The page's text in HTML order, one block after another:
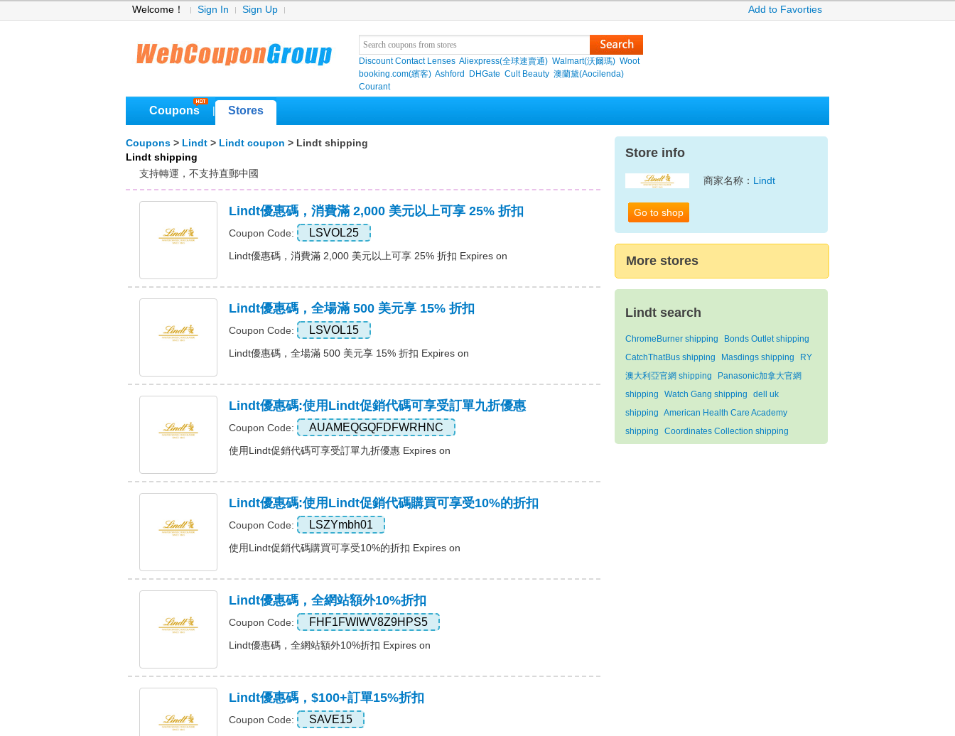
Welcome！ Sign In Sign Up Add to Favorties
Discount Contact Lenses Aliexpress(全球速賣通) Walmart(沃爾瑪) Woot
booking.com(繽客) Ashford DHGate Cult Beauty 澳蘭黛(Aocilenda)
Courant
Coupons Stores
Coupons > Lindt > Lindt coupon > Lindt shipping
Lindt shipping
支持轉運，不支持直郵中國
Lindt優惠碼，消費滿 2,000 美元以上可享 25% 折扣
Coupon Code: LSVOL25
Lindt優惠碼，消費滿 2,000 美元以上可享 25% 折扣 Expires on
Lindt優惠碼，全場滿 500 美元享 15% 折扣
Coupon Code: LSVOL15
Lindt優惠碼，全場滿 500 美元享 15% 折扣 Expires on
Lindt優惠碼:使用Lindt促銷代碼可享受訂單九折優惠
Coupon Code: AUAMEQGQFDFWRHNC
使用Lindt促銷代碼可享受訂單九折優惠 Expires on
Lindt優惠碼:使用Lindt促銷代碼購買可享受10%的折扣
Coupon Code: LSZYmbh01
使用Lindt促銷代碼購買可享受10%的折扣 Expires on
Lindt優惠碼，全網站額外10%折扣
Coupon Code: FHF1FWIWV8Z9HPS5
Lindt優惠碼，全網站額外10%折扣 Expires on
Lindt優惠碼，$100+訂單15%折扣
Coupon Code: SAVE15
Store info
Go to shop
商家名称： Lindt
More stores
Lindt search
ChromeBurner shipping
Bonds Outlet shipping
CatchThatBus shipping
Masdings shipping
RY
澳大利亞官網 shipping
Panasonic加拿大官網
shipping
Watch Gang shipping
dell uk
shipping American Health Care Academy
shipping
Coordinates Collection shipping